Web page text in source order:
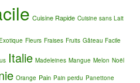
Cuisine Rapide Cuisine sans Lait
Fleurs Fraises Fruits Gâteau Facile
Italie Madeleines Mangue Melon Noël
Orange Pain Pain perdu Panettone